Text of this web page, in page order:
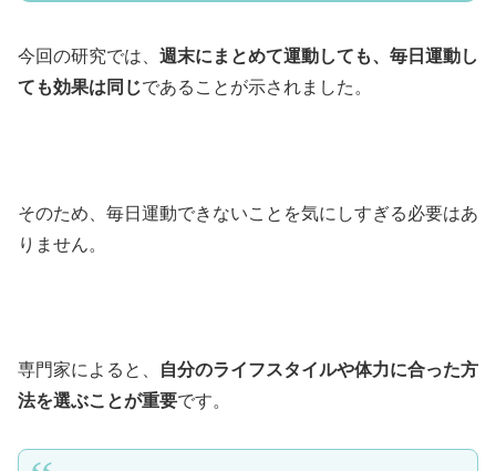
今回の研究では、 週末にまとめて運動しても、毎日運動し
ても効果は同じであることが示されました。
そのため、毎日運動できないことを気にしすぎる必要はあ
りません。
専門家によると、
自分のライフスタイルや体力に合った方
法を選ぶことが重要です。